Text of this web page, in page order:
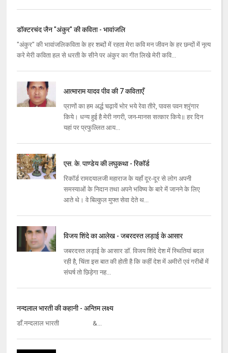
डॉक्टरचंद जैन "अंकुर" की कविता - भावांजलि
"अंकुर" की भावांजलिकविता के हर शब्दों में रहता मेरा कवि मन जीवन के हर छन्दों में नृत्य
करे मेरी कविता हल से धरती के सीने पर अंकुर का गीत लिखे मेरी कवि...
आत्माराम यादव पीव की 7 कविताएँ
प्राणों का हम अर्द्ध चढ़ायें भोर भये रेवा तीरे, पावस पवन श्रृंगार
किये। धन्‍य हुई है मेरी नगरी, जन-मानस सत्‍कार किये॥ हर दिन
यहां पर प्रफुल्‍लित आय...
एस. के. पाण्डेय की लघुकथा - रिकॉर्ड
रिकॉर्ड रामदयालजी महाराज के यहाँ दूर-दूर से लोग अपनी
समस्याओं के निदान तथा अपने भविष्य के बारे में जानने के लिए
आते थे। वे बिल्कुल मुफ्त सेवा देते थ...
विजय शिंदे का आलेख - जबरदस्त लड़ाई के आसार
जबरदस्त लड़ाई के आसार डॉ. विजय शिंदे देश में स्थितियां बदल
रही है, चिंता इस बात की होती है कि कहीं देश में अमीरों एवं गरीबों में
संघर्ष तो छिड़ेगा नह...
नन्दलाल भारती की कहानी - अन्तिम लक्ष्य
डाँ.नन्दलाल भारती &...